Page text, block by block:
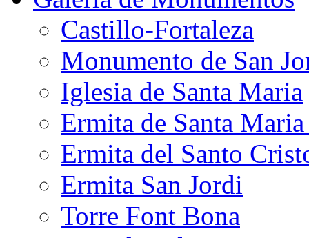
Castillo-Fortaleza
Monumento de San
Iglesia de Santa Maria
Ermita de Santa
Ermita del Santo
Ermita San Jordi
Torre Font Bona